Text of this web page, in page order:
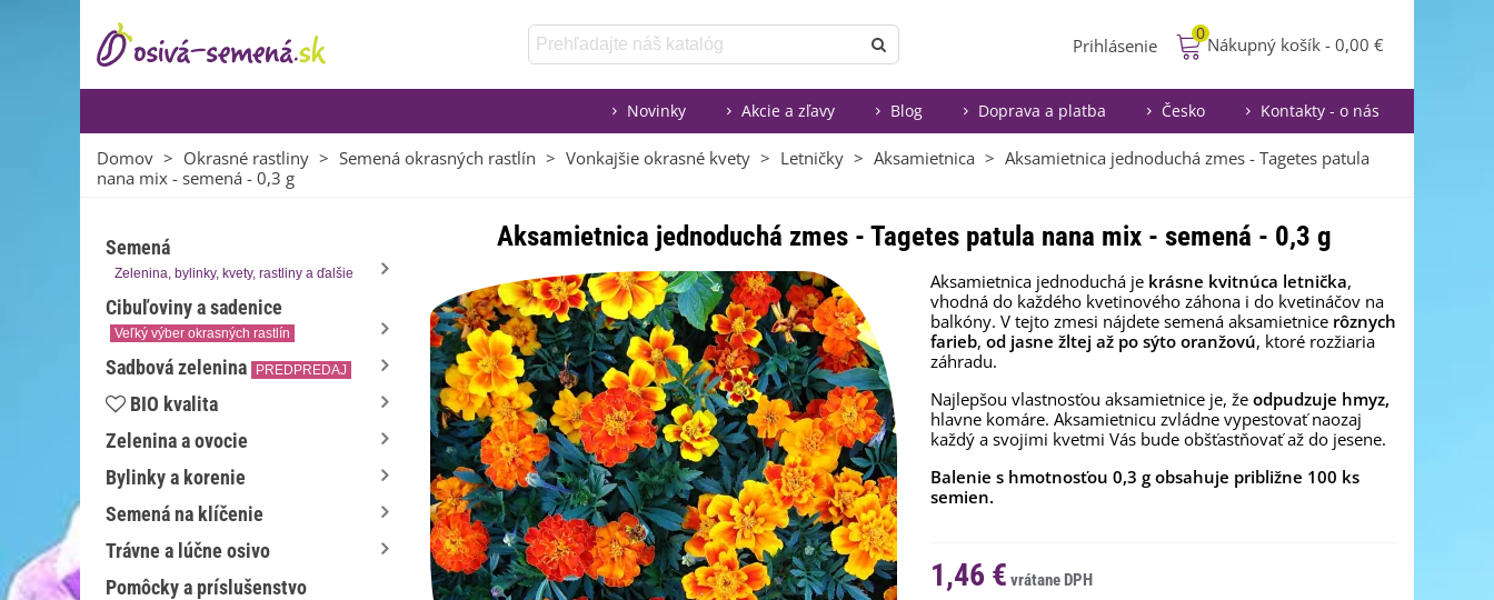
Prihlásenie
0
Nákupný košík - 0,00 €
Novinky Akcie a zľavy Blog Doprava a platba Česko Kontakty - o nás
Domov > Okrasné rastliny > Semená okrasných rastlín > Vonkajšie okrasné kvety > Letničky > Aksamietnica > Aksamietnica jednoduchá zmes - Tagetes patula
nana mix - semená - 0,3 g
Semená
Zelenina, bylinky, kvety, rastliny a ďalšie
Cibuľoviny a sadenice
Veľký výber okrasných rastlín
Sadbová zelenina PREDPREDAJ
BIO kvalita
Zelenina a ovocie
Bylinky a korenie
Semená na klíčenie
Trávne a lúčne osivo
Pomôcky a príslušenstvo
Aksamietnica jednoduchá zmes - Tagetes patula nana mix - semená - 0,3 g
Aksamietnica jednoduchá je krásne kvitnúca letnička,
vhodná do každého kvetinového záhona i do kvetináčov na
balkóny. V tejto zmesi nájdete semená aksamietnice rôznych
farieb, od jasne žltej až po sýto oranžovú, ktoré rozžiaria
záhradu.
Najlepšou vlastnosťou aksamietnice je, že odpudzuje hmyz,
hlavne komáre. Aksamietnicu zvládne vypestovať naozaj
každý a svojimi kvetmi Vás bude obšťastňovať až do jesene.
Balenie s hmotnosťou 0,3 g obsahuje približne 100 ks
semien.
1,46 €